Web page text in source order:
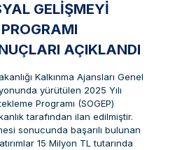
GELIŞMEYI
AÇIKLANDI
Kalkınma Ajansları Genel
yürütülen 2025 Yılı
Programı (SOGEP)
tarafından ilan edilmiştir.
sonucunda başarılı bulunan
15 Milyon TL tutarında